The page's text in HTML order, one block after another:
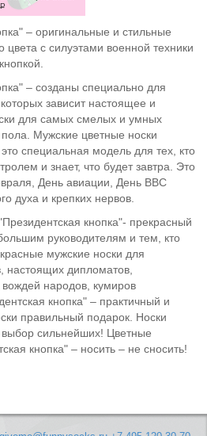
Р
– оригинальные и стильные
цвета с силуэтами военной техники
– созданы специально для
зависит настоящее и
для самых смелых и умных
Мужские цветные носки
специальная модель для тех, кто
и знает, что будет завтра. Это
День авиации, День ВВС
духа и крепких нервов.
кнопка"- прекрасный
руководителям и тем, кто
мужские носки для
настоящих дипломатов,
народов, кумиров
кнопка" – практичный и
правильный подарок. Носки
выбор сильнейших! Цветные
кнопка" – носить – не сносить!